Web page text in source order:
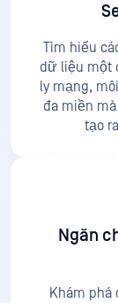
Tìm hiểu
dữ liệu một
ly mạng,
đa miền
tạo
Ngăn
Khám